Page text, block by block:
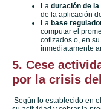
La duración de
de la aplicación
La base
computar el
cotizados o, en
inmediatamente
5. Cese
por la crisis
Según lo establecido en